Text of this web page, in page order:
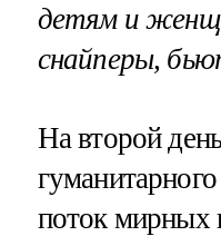
детям и
снайперы,
На второй
поток мирных